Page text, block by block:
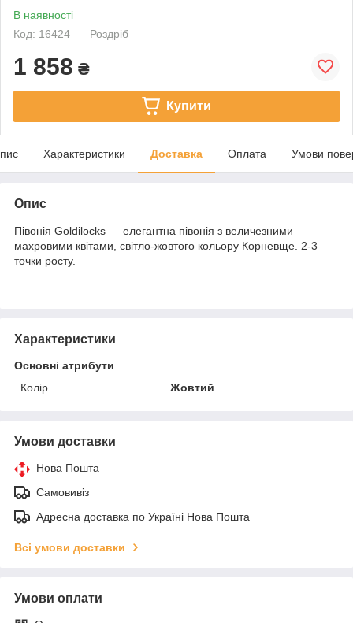
В наявності
Код: 16424
Роздріб
1 858 ₴
Купити
Характеристики Доставка Оплата Умови
Опис
Півонія Goldilocks — елегантна півонія з величезними
махровими квітами, світло-жовтого кольору Корневще. 2-3
точки росту.
Характеристики
Основні атрибути
Колір
Жовтий
Умови доставки
Нова Пошта
Самовивіз
Адресна доставка по Україні Нова Пошта
Всі умови доставки
Умови оплати